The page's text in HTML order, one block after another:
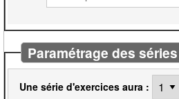
Paramétrage des
Une série d'exercices aura :